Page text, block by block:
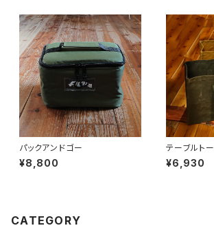
パックアンドゴー
¥8,800
テーブルト
¥6,930
CATEGORY